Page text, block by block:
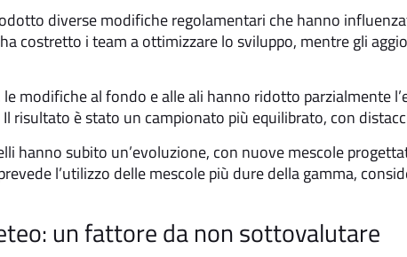
diverse modifiche regolamentari che hanno
costretto i team a ottimizzare lo sviluppo, mentre gli
modifiche al fondo e alle ali hanno ridotto parzialmente
risultato è stato un campionato più equilibrato, con
hanno subito un’evoluzione, con nuove mescole
l’utilizzo delle mescole più dure della gamma,
un fattore da non sottovalutare